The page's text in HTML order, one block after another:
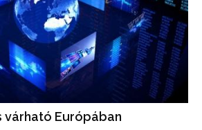
várható Európában